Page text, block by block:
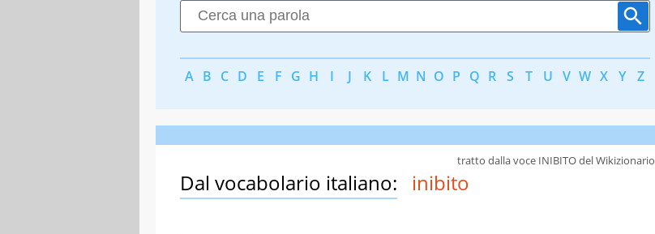
A B C D E F G H I J K L M N O P Q R S T U V W X Y Z
Dal vocabolario italiano: inibito
tratto dalla voce INIBITO del Wikizionario